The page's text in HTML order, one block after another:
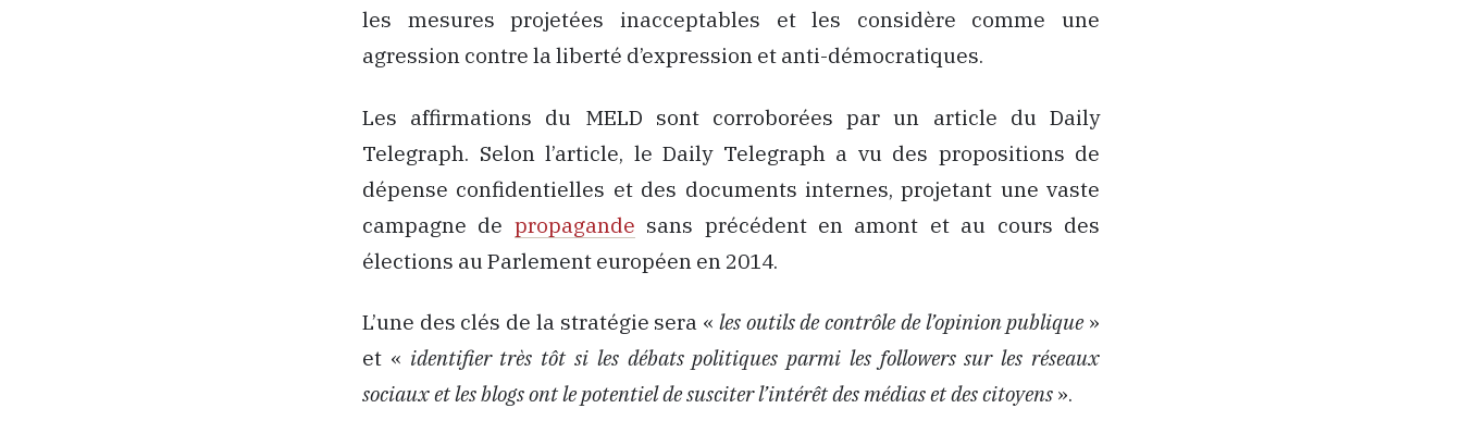
les mesures projetées inacceptables et les considère comme une
agression contre la liberté d’expression et anti-démocratiques.
Les affirmations du MELD sont corroborées par un article du Daily
Telegraph. Selon l’article, le Daily Telegraph a vu des propositions de
dépense confidentielles et des documents internes, projetant une vaste
campagne de propagande sans précédent en amont et au cours des
élections au Parlement européen en 2014.
L’une des clés de la stratégie sera « les outils de contrôle de l’opinion publique »
et « identifier très tôt si les débats politiques parmi les followers sur les réseaux
sociaux et les blogs ont le potentiel de susciter l’intérêt des médias et des citoyens ».